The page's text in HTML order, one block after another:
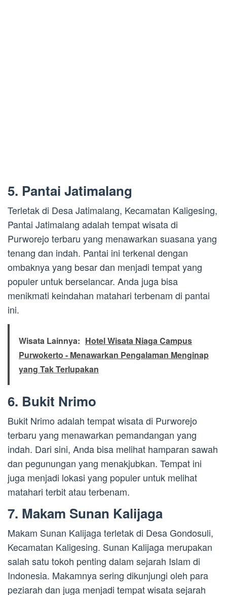
5. Pantai Jatimalang
Terletak di Desa Jatimalang, Kecamatan Kaligesing,
Pantai Jatimalang adalah tempat wisata di
Purworejo terbaru yang menawarkan suasana yang
tenang dan indah. Pantai ini terkenal dengan
ombaknya yang besar dan menjadi tempat yang
populer untuk berselancar. Anda juga bisa
menikmati keindahan matahari terbenam di pantai
ini.
Wisata Lainnya: Hotel Wisata Niaga Campus
Purwokerto - Menawarkan Pengalaman Menginap
yang Tak Terlupakan
6. Bukit Nrimo
Bukit Nrimo adalah tempat wisata di Purworejo
terbaru yang menawarkan pemandangan yang
indah. Dari sini, Anda bisa melihat hamparan sawah
dan pegunungan yang menakjubkan. Tempat ini
juga menjadi lokasi yang populer untuk melihat
matahari terbit atau terbenam.
7. Makam Sunan Kalijaga
Makam Sunan Kalijaga terletak di Desa Gondosuli,
Kecamatan Kaligesing. Sunan Kalijaga merupakan
salah satu tokoh penting dalam sejarah Islam di
Indonesia. Makamnya sering dikunjungi oleh para
peziarah dan juga menjadi tempat wisata sejarah